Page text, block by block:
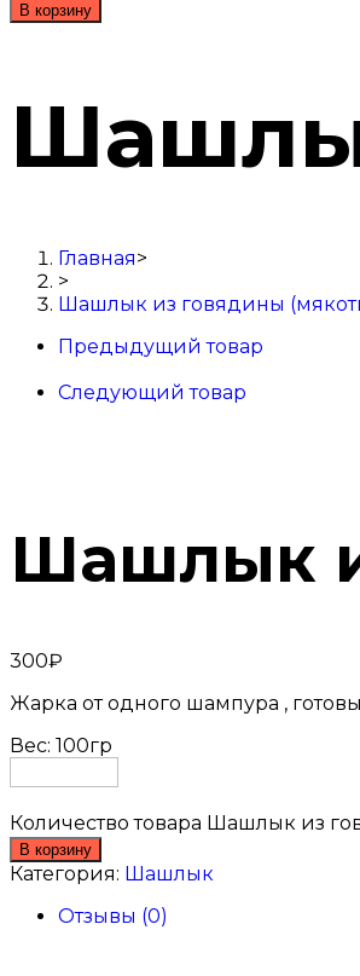
В корзину
Главная>
>
Шашлык из говядины
Предыдущий товар
Следующий товар
Шашлык
300₽
Жарка от одного шампура ,
Вес: 100гр
Количество товара Шашлык из
В корзину
Категория: Шашлык
Отзывы (0)